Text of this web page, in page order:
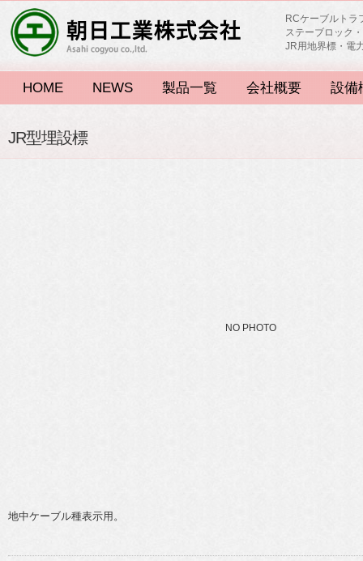
RCケーブルトラ
ステーブロック
JR用地界標・電
HOME NEWS 製品一覧 会社概要 設備
JR型埋設標
NO PHOTO
地中ケーブル種表示用。